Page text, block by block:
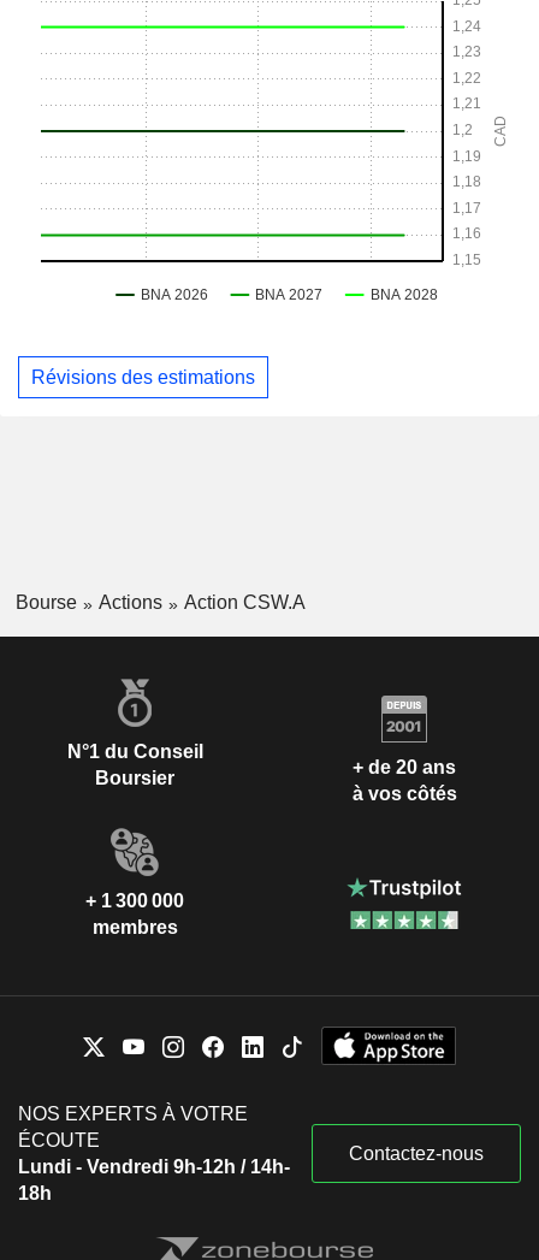
Révisions des estimations
Bourse Actions Action CSW.A
N°1 du Conseil
Boursier
+ de 20 ans
à vos côtés
+ 1 300 000
membres
NOS EXPERTS À VOTRE
ÉCOUTE
Lundi - Vendredi 9h-12h / 14h-
18h
Contactez-nous